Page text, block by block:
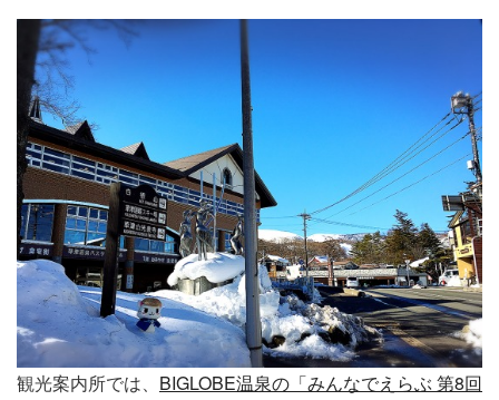
観光案内所では、 BIGLOBE温泉の「みんなでえらぶ 第8回